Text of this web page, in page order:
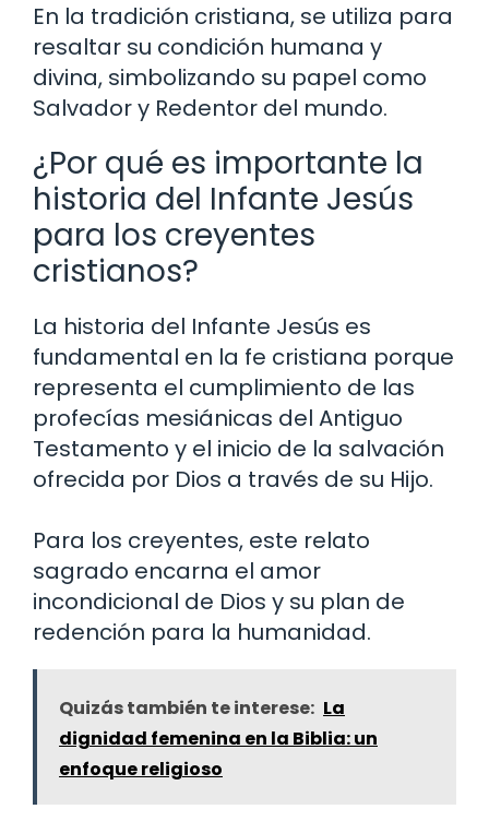
En la tradición cristiana, se utiliza para
resaltar su condición humana y
divina, simbolizando su papel como
Salvador y Redentor del mundo.
¿Por qué es importante la
historia del Infante Jesús
para los creyentes
cristianos?
La historia del Infante Jesús es
fundamental en la fe cristiana porque
representa el cumplimiento de las
profecías mesiánicas del Antiguo
Testamento y el inicio de la salvación
ofrecida por Dios a través de su Hijo.
Para los creyentes, este relato
sagrado encarna el amor
incondicional de Dios y su plan de
redención para la humanidad.
Quizás también te interese: La
dignidad femenina en la Biblia: un
enfoque religioso